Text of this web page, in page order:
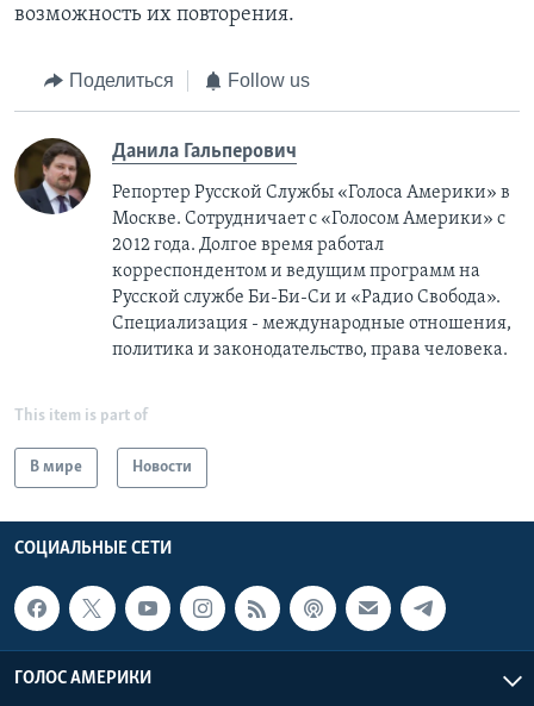
возможность их повторения.
Поделиться Follow us
Данила Гальперович
Репортер Русской Службы «Голоса Америки» в
Москве. Сотрудничает с «Голосом Америки» с
2012 года. Долгое время работал
корреспондентом и ведущим программ на
Русской службе Би-Би-Си и «Радио Свобода».
Специализация - международные отношения,
политика и законодательство, права человека.
This item is part of
В мире Новости
СОЦИАЛЬНЫЕ СЕТИ
ГОЛОС АМЕРИКИ